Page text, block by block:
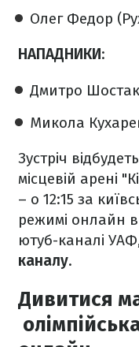
Олег Федор
НАПАДНИКИ:
Дмитро
Микола
Зустріч
місцевій арені
– о 12:15 за
режимі онлайн
ютуб-каналі
каналу.
Дивитися